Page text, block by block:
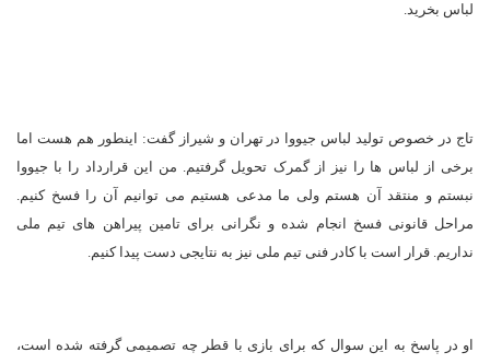
لباس بخرید.
تاج در خصوص تولید لباس جیووا در تهران و شیراز گفت: اینطور هم هست اما
برخی از لباس ها را نیز از گمرک تحویل گرفتیم. من این قرارداد را با جیووا
نبستم و منتقد آن هستم ولی ما مدعی هستیم می توانیم آن را فسخ کنیم.
مراحل قانونی فسخ انجام شده و نگرانی برای تامین پیراهن های تیم ملی
نداریم. قرار است با کادر فنی تیم ملی نیز به نتایجی دست پیدا کنیم.
او در پاسخ به این سوال که برای بازی با قطر چه تصمیمی گرفته شده است،